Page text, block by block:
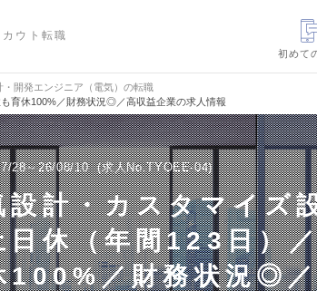
ウト転職
初めて
・開発エンジニア（電気）の転職
育休100%／財務状況◎／高収益企業の求人情報
28～26/08/10 求人No.TYOEE-04
設計・カスタマイズ
日休（年間123日）
100%／財務状況◎